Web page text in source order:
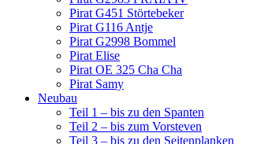
Pirat G451 Störtebeker
Pirat G116 Antje
Pirat G2998 Bommel
Pirat Elise
Pirat OE 325 Cha Cha
Pirat Samy
Neubau
Teil 1 – bis zu den Spanten
Teil 2 – bis zum Vorsteven
Teil 3 – bis zu den Seitenplanken